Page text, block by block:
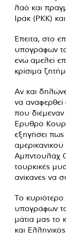
λαό και
Ιράκ (ΡΚΚ)
Έπειτα, στο
υπογράφων
ενώ αμελεί
κρίσιμα
Αν και
να
που
Ερυθρό
εξηγήσει
Αμπντουλάχ
τουρκικές
ανίκανες να
Το
υπογράφων
μάτια μας το
και